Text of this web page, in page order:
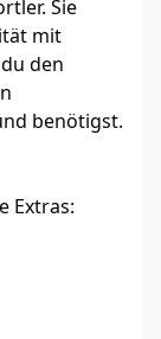
Sie
mit
den
benötigst.
Extras: